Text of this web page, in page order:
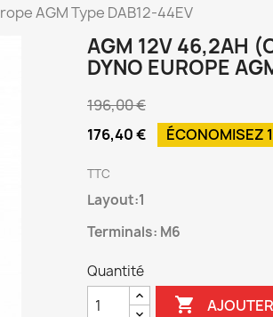
AGM Type DAB12-44EV
AGM 12V 46,2AH
DYNO EUROPE
196,00 €
176,40 €
ÉCONOMISEZ
TTC
Layout:1
Terminals: M6
Quantité
